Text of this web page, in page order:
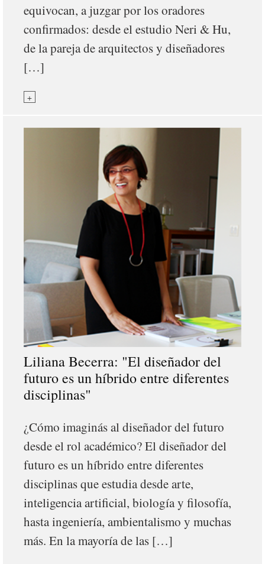
equivocan, a juzgar por los oradores
confirmados: desde el estudio Neri & Hu,
de la pareja de arquitectos y diseñadores
[…]
+
Liliana Becerra: "El diseñador del
futuro es un híbrido entre diferentes
disciplinas"
¿Cómo imaginás al diseñador del futuro
desde el rol académico? El diseñador del
futuro es un híbrido entre diferentes
disciplinas que estudia desde arte,
inteligencia artificial, biología y filosofía,
hasta ingeniería, ambientalismo y muchas
más. En la mayoría de las […]